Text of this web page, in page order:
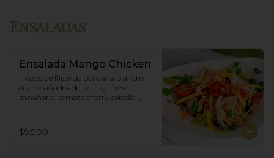
Ensaladas
Ensalada Mango Chicken
Trozos de filete de pollo a la plancha
acompañados de lechuga fresca,
zanahoria, tomate cherry, cebolla
$9.900